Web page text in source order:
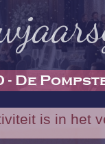
De
is in het